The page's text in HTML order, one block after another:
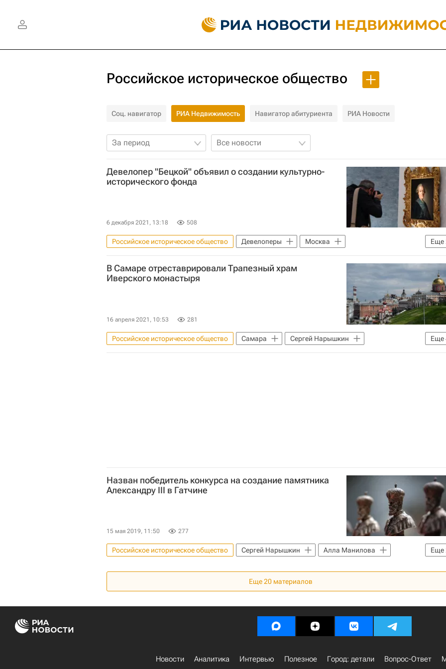
Российское историческое общество
Соц. навигатор РИА Недвижимость Навигатор абитуриента РИА Новости
За период Все новости
Девелопер "Бецкой" объявил о создании культурно-
исторического фонда
6 декабря 2021, 13:18 508
Еще
Российское историческое общество Девелоперы
Москва
Ракетные войска стратегического назначения
Горкапстрой
В Самаре отреставрировали Трапезный храм
Иверского монастыря
16 апреля 2021, 10:53 281
Еще
Российское историческое общество Самара
Сергей Нарышкин
Российская академия наук
Архитектура Россия Монастыри
Назван победитель конкурса на создание памятника
Александру III в Гатчине
15 мая 2019, 11:50 277
Еще
Российское историческое общество Сергей Нарышкин
Алла Манилова
Еще20 материалов
Новости Аналитика Интервью Полезное Город: детали Вопрос-Ответ